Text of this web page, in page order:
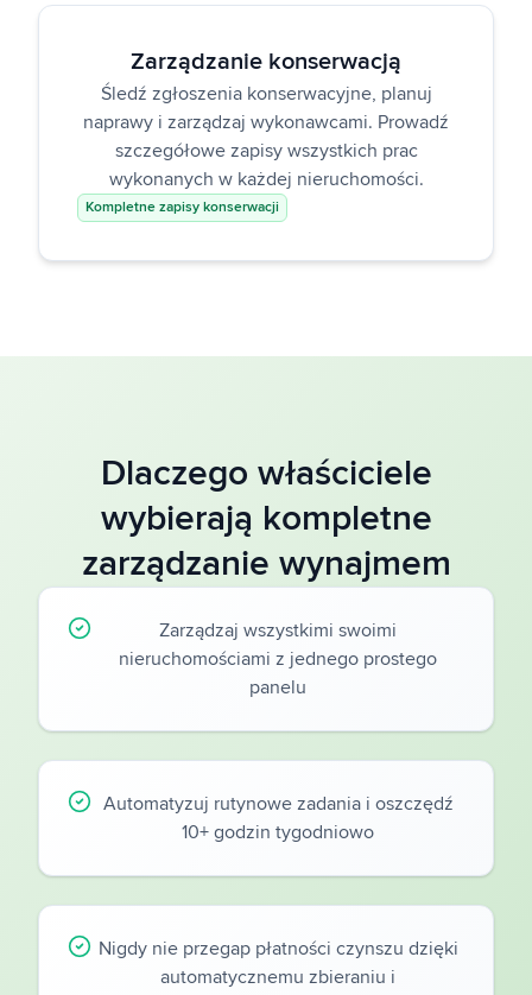
Zarządzanie konserwacją
Śledź zgłoszenia konserwacyjne, planuj
naprawy i zarządzaj wykonawcami. Prowadź
szczegółowe zapisy wszystkich prac
wykonanych w każdej nieruchomości.
Kompletne zapisy konserwacji
Dlaczego właściciele
wybierają kompletne
zarządzanie wynajmem
Zarządzaj wszystkimi swoimi
nieruchomościami z jednego prostego
panelu
Automatyzuj rutynowe zadania i oszczędź
10+ godzin tygodniowo
Nigdy nie przegap płatności czynszu dzięki
automatycznemu zbieraniu i